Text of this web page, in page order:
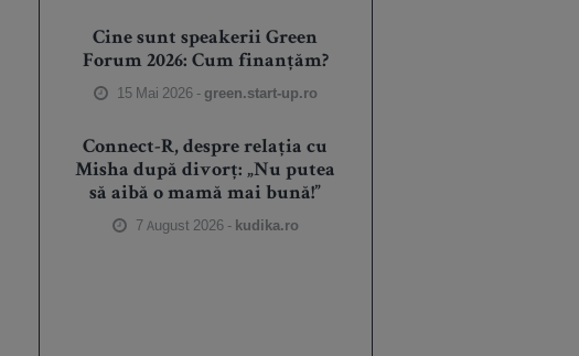
Cine sunt speakerii Green
Forum 2026: Cum finanțăm?
15 Mai 2026 - green.start-up.ro
Connect-R, despre relația cu
Misha după divorț: „Nu putea
să aibă o mamă mai bună!”
7 August 2026 - kudika.ro